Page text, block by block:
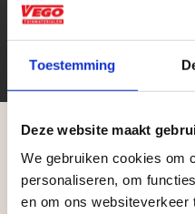
Toestemming
Deze website maakt
We gebruiken cookies om
personaliseren, om
en om ons websiteverkeer
Aangepaste
vakantieperiode